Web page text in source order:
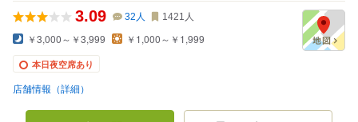
3.09 32 人 1421 人
￥3,000～￥3,999 ￥1,000～￥1,999
本日夜空席あり
店舗情報（詳細）